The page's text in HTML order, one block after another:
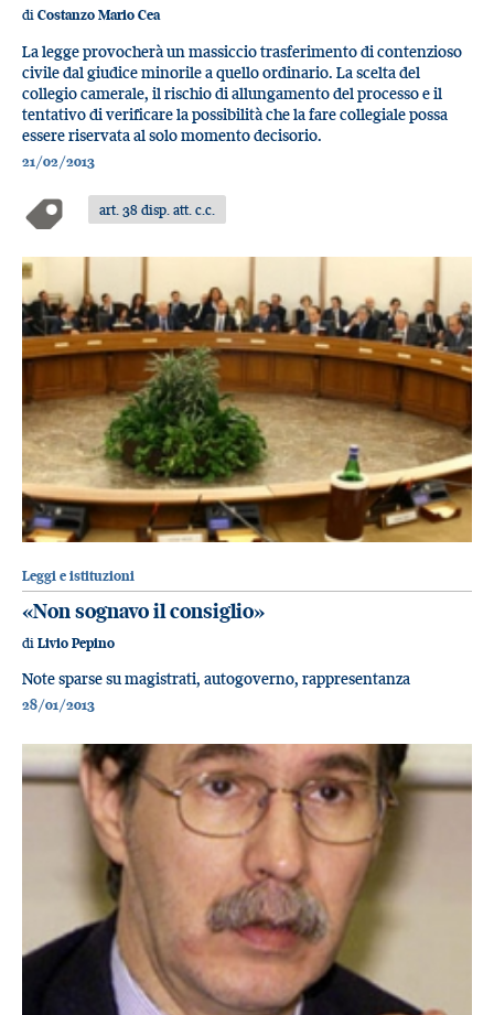
di Costanzo Mario Cea
La legge provocherà un massiccio trasferimento di contenzioso
civile dal giudice minorile a quello ordinario. La scelta del
collegio camerale, il rischio di allungamento del processo e il
tentativo di verificare la possibilità che la fare collegiale possa
essere riservata al solo momento decisorio.
21/02/2013
art. 38 disp. att. c.c.
Leggi e istituzioni
«Non sognavo il consiglio»
di Livio Pepino
Note sparse su magistrati, autogoverno, rappresentanza
28/01/2013